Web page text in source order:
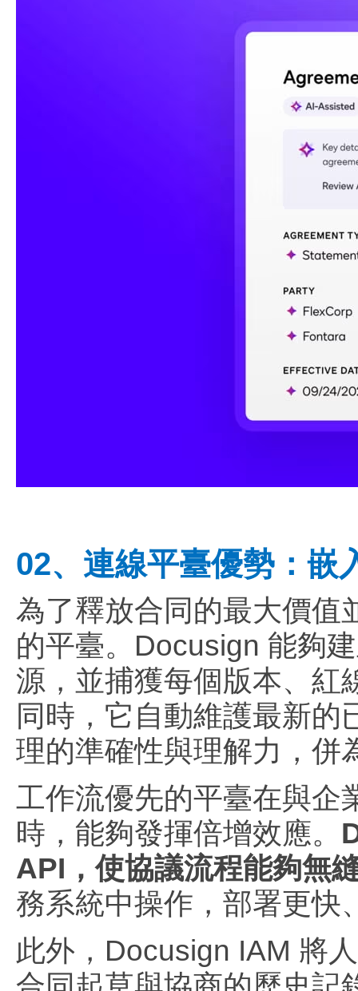
02、連線平臺優勢：嵌
為了釋放合同的最大價值
的平臺。Docusign 能夠
源，並捕獲每個版本、紅
同時，它自動維護最新
理的準確性與理解力，併
工作流優先的平臺在與企
時，能夠發揮倍增效應。
API，使協議流程能夠無
務系統中操作，部署更快
此外，Docusign IAM 將